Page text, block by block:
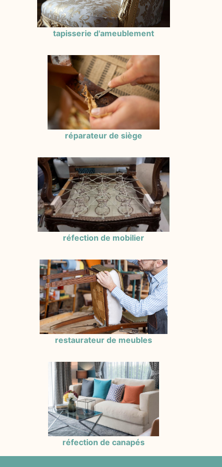
tapisserie d'ameublement
réparateur de siège
réfection de mobilier
restaurateur de meubles
réfection de canapés